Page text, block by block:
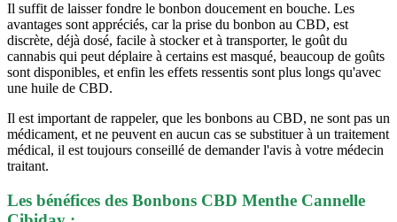
Il suffit de laisser fondre le bonbon doucement en bouche. Les
avantages sont appréciés, car la prise du bonbon au CBD, est
discrète, déjà dosé, facile à stocker et à transporter, le goût du
cannabis qui peut déplaire à certains est masqué, beaucoup de goûts
sont disponibles, et enfin les effets ressentis sont plus longs qu'avec
une huile de CBD.
Il est important de rappeler, que les bonbons au CBD, ne sont pas un
médicament, et ne peuvent en aucun cas se substituer à un traitement
médical, il est toujours conseillé de demander l'avis à votre médecin
traitant.
Les bénéfices des Bonbons CBD Menthe Cannelle